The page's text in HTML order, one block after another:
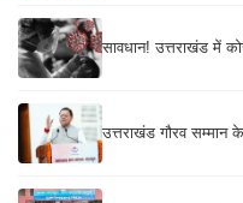
सावधान! उत्तराखंड में
उत्तराखंड गौरव सम्मान